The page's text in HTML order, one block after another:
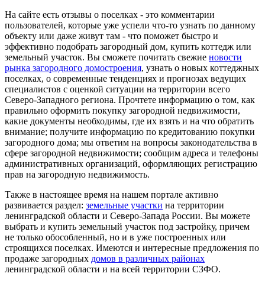
На сайте есть отзывы о поселках - это комментарии
пользователей, которые уже успели что-то узнать по данному
объекту или даже живут там - что поможет быстро и
эффективно подобрать загородный дом, купить коттедж или
земельный участок. Вы сможете почитать свежие новости
рынка загородного домостроения, узнать о новых коттеджных
поселках, о современные тенденциях и прогнозах ведущих
специалистов с оценкой ситуации на территории всего
Северо-Западного региона. Прочтете информацию о том, как
правильно оформить покупку загородной недвижимости,
какие документы необходимы, где их взять и на что обратить
внимание; получите информацию по кредитованию покупки
загородного дома; мы ответим на вопросы законодательства в
сфере загородной недвижимости; сообщим адреса и телефоны
административных организаций, оформляющих регистрацию
прав на загородную недвижимость.
Также в настоящее время на нашем портале активно
развивается раздел: земельные участки на территории
ленинградской области и Северо-Запада России. Вы можете
выбрать и купить земельный участок под застройку, причем
не только обособленный, но и в уже построенных или
строящихся поселках. Имеются и интересные предложения по
продаже загородных домов в различных районах
ленинградской области и на всей территории СЗФО.